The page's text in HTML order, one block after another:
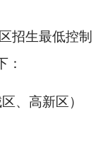
招生最低控制
：
、高新区）